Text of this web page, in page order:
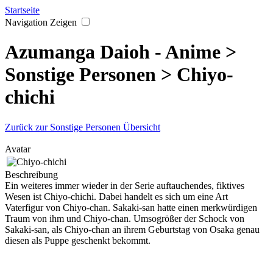
Startseite
Navigation Zeigen
Azumanga Daioh - Anime >
Sonstige Personen > Chiyo-
chichi
Zurück zur Sonstige Personen Übersicht
Avatar
Beschreibung
Ein weiteres immer wieder in der Serie auftauchendes, fiktives
Wesen ist Chiyo-chichi. Dabei handelt es sich um eine Art
Vaterfigur von Chiyo-chan. Sakaki-san hatte einen merkwürdigen
Traum von ihm und Chiyo-chan. Umsogrößer der Schock von
Sakaki-san, als Chiyo-chan an ihrem Geburtstag von Osaka genau
diesen als Puppe geschenkt bekommt.